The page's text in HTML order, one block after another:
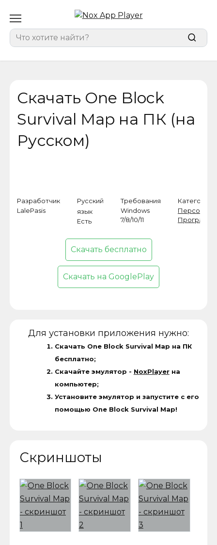
содержанию
for:
Скачать One Block
Survival Map на ПК (на
Русском)
Разработчик
LalePasis
Русский
язык
Есть
Требования
Windows
7/8/10/11
Категория
Программы
Скачать бесплатно
Скачать на GooglePlay
Для установки приложения нужно:
Скачать One Block Survival Map на ПК
бесплатно;
Скачайте эмулятор - NoxPlayerна
компьютер;
Установите эмулятор и запустите с его
помощью One Block Survival Map!
Скриншоты